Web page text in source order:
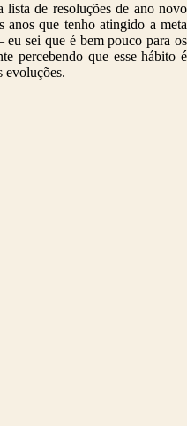
de resoluções de ano novo
que tenho atingido a meta
sei que é bem pouco para os
percebendo que esse hábito é
evoluções.